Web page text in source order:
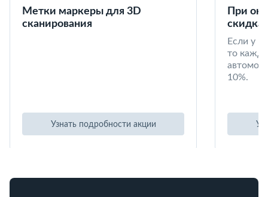
Метки маркеры для 3D
сканирования
Узнать подробности акции
При
скидка
Если у
то
10%.